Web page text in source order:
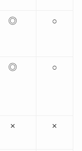
◎ ○
◎ ○
× ×